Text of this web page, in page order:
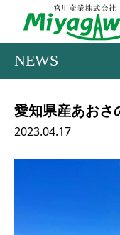
NEWS
愛知県産あおさ
2023.04.17